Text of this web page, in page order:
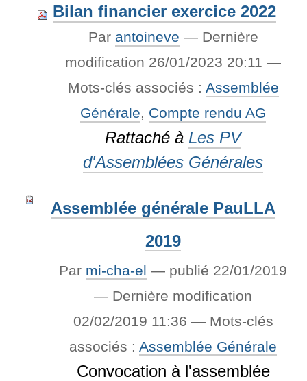
Bilan financier exercice 2022
Par antoineve — Dernière
modification 26/01/2023 20:11—
Mots-clés associés : Assemblée
Générale, Compte rendu AG
Rattaché à Les PV
d'Assemblées Générales
Assemblée générale PauLLA
2019
Par mi-cha-el — publié 22/01/2019
— Dernière modification
02/02/2019 11:36 — Mots-clés
associés :Assemblée Générale
Convocation à l'assemblée